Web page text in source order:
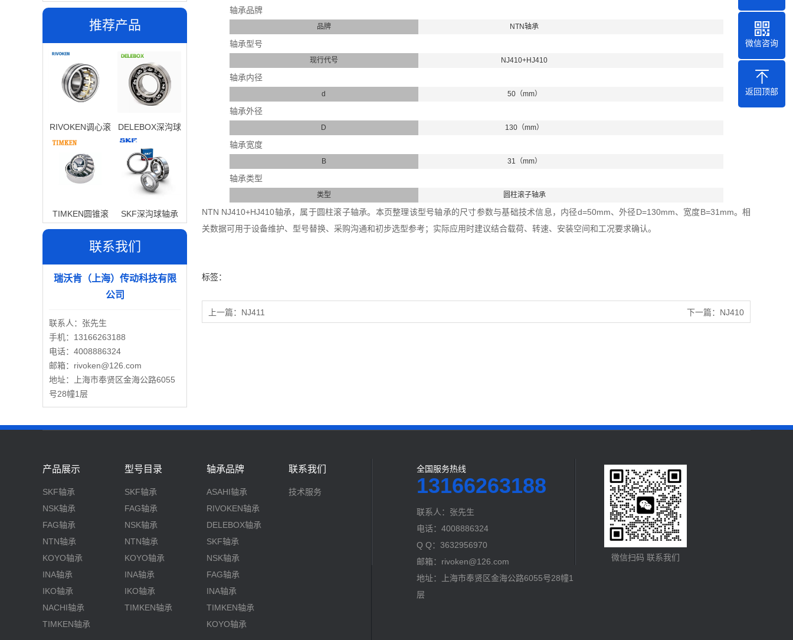
推荐产品
RIVOKEN调心滚
子轴承
DELEBOX深沟球
TIMKEN圆锥滚
子轴承
SKF深沟球轴承
联系我们
瑞沃肯（上海）传动科技有限
公司
联系人：张先生
手机：13166263188
电话：4008886324
邮箱：rivoken@126.com
地址：上海市奉贤区金海公路6055
号28幢1层
轴承品牌
品牌 NTN轴承
轴承型号
现行代号 NJ410+HJ410
轴承内径
d 50（mm）
轴承外径
D 130（mm）
轴承宽度
B 31（mm）
轴承类型
类型 圆柱滚子轴承
NTN NJ410+HJ410轴承，属于圆柱滚子轴承。本页整理该型号轴承的尺寸参数与基础技术信息，内径d=50mm、外径D=130mm、宽度B=31mm。相
关数据可用于设备维护、型号替换、采购沟通和初步选型参考；实际应用时建议结合载荷、转速、安装空间和工况要求确认。
标签：
上一篇： NJ411 下一篇： NJ410
产品展示
SKF轴承
NSK轴承
FAG轴承
NTN轴承
KOYO轴承
INA轴承
IKO轴承
NACHI轴承
TIMKEN轴承
型号目录
SKF轴承
FAG轴承
NSK轴承
NTN轴承
KOYO轴承
INA轴承
IKO轴承
TIMKEN轴承
轴承品牌
ASAHI轴承
RIVOKEN轴承
DELEBOX轴承
SKF轴承
NSK轴承
FAG轴承
INA轴承
TIMKEN轴承
KOYO轴承
联系我们
技术服务
全国服务热线
13166263188
联系人：张先生
电话：4008886324
Q Q：3632956970
邮箱：rivoken@126.com
地址：上海市奉贤区金海公路6055号28幢1
层
微信扫码 联系我们
微信咨询
返回顶部